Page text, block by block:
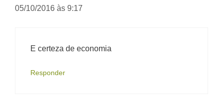
05/10/2016 às 9:17
E certeza de economia
Responder